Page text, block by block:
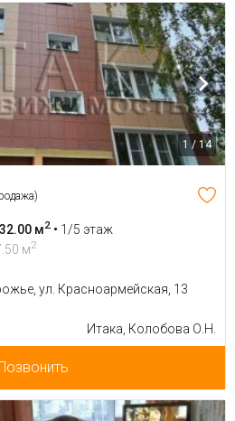
1 / 14
м2 • 1/5 этаж
м2
ул. Красноармейская, 13
Итака, Колобова О.Н.